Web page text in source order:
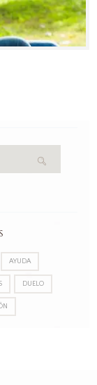
AYUDA
DUELO